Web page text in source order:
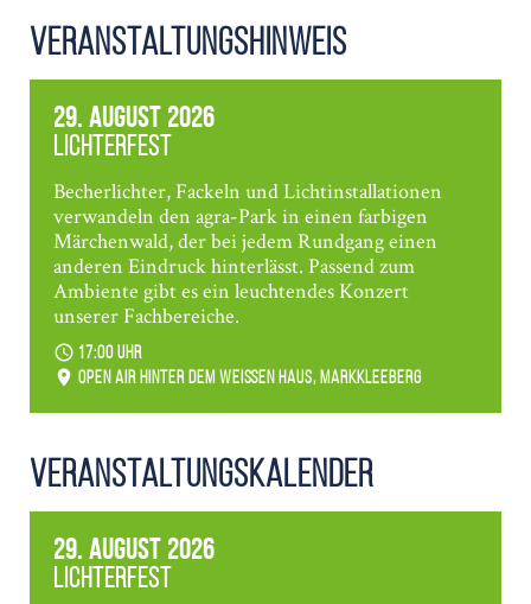
Veranstaltungshinweis
29. August 2026
Lichterfest
Becherlichter, Fackeln und Lichtinstallationen
verwandeln den agra-Park in einen farbigen
Märchenwald, der bei jedem Rundgang einen
anderen Eindruck hinterlässt. Passend zum
Ambiente gibt es ein leuchtendes Konzert
unserer Fachbereiche.
17:00 Uhr
Open Air hinter dem weißen Haus, Markkleeberg
Veranstaltungs­kalender
29. August 2026
Lichterfest